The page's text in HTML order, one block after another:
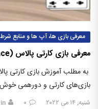
معرفی بازی ها، آپ ها و منابع
معرفی بازی کارتی پالاس (Palace)
بازی‌های کارتی و دورهمی خوش
شنبه, ۱۴ می ۲۰۲۲ ۰